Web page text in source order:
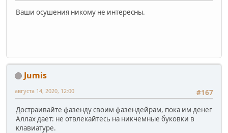
Ваши осушения никому не интересны.
Jumis
#167
августа 14, 2020, 12:00
Достраивайте фазенду своим фазендейрам, пока им денег
Аллах дает: не отвлекайтесь на никчемные буковки в
клавиатуре.